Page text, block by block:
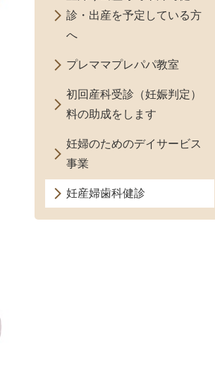
診・出産を予定している方
へ
プレママプレパパ教室
初回産科受診（妊娠判定）
料の助成をします
妊婦のためのデイサービス
事業
妊産婦歯科健診